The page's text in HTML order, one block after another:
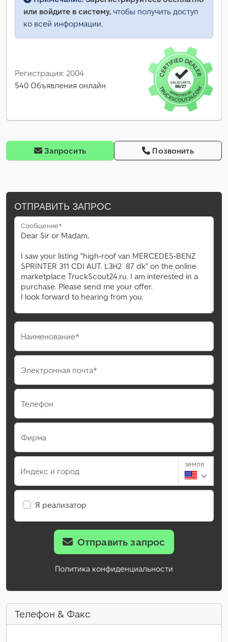
или войдите в систему, чтобы получить доступ
ко всей информации.
Регистрация: 2004
540 Объявления онлайн
Запросить Позвонить
ОТПРАВИТЬ ЗАПРОС
Сообщение*
Наименование*
Электронная почта*
Телефон
Фирма
Индекс и город
земля
Я реализатор
Отправить запрос
Политика конфиденциальности
Телефон & Факс